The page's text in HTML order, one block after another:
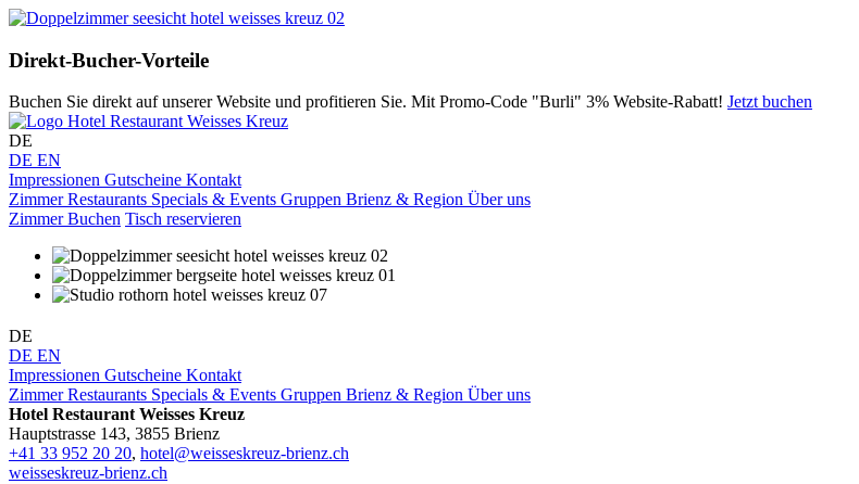
Direkt-Bucher-Vorteile
Buchen Sie direkt auf unserer Website und profitieren Sie. Mit Promo-Code "Burli" 3% Website-Rabatt! Jetzt buchen
DE
DE EN
Impressionen Gutscheine Kontakt
ZimmerRestaurants Specials & Events Gruppen Brienz & Region Über uns
Zimmer Buchen Tisch reservieren
DE
DE EN
Impressionen Gutscheine Kontakt
ZimmerRestaurants Specials & Events Gruppen Brienz & Region Über uns
Hotel Restaurant Weisses Kreuz
Hauptstrasse 143, 3855 Brienz
+41 33 952 20 20, hotel@weisseskreuz-brienz.ch
weisseskreuz-brienz.ch